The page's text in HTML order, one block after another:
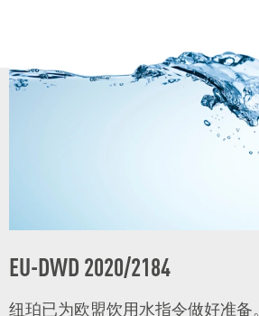
EU-DWD 2020/2184
纽珀已为欧盟饮用水指令做好准备。